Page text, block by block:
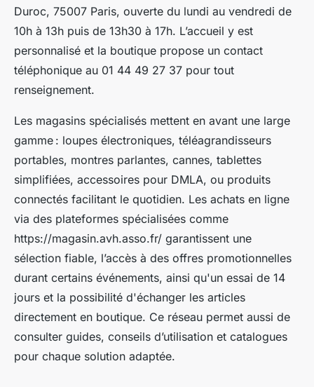
Duroc, 75007 Paris, ouverte du lundi au vendredi de
10h à 13h puis de 13h30 à 17h. L’accueil y est
personnalisé et la boutique propose un contact
téléphonique au 01 44 49 27 37 pour tout
renseignement.
Les magasins spécialisés mettent en avant une large
gamme : loupes électroniques, téléagrandisseurs
portables, montres parlantes, cannes, tablettes
simplifiées, accessoires pour DMLA, ou produits
connectés facilitant le quotidien. Les achats en ligne
via des plateformes spécialisées comme
https://magasin.avh.asso.fr/ garantissent une
sélection fiable, l’accès à des offres promotionnelles
durant certains événements, ainsi qu'un essai de 14
jours et la possibilité d'échanger les articles
directement en boutique. Ce réseau permet aussi de
consulter guides, conseils d’utilisation et catalogues
pour chaque solution adaptée.